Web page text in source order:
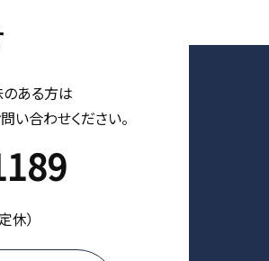
のある⽅は
い合わせください。
休）